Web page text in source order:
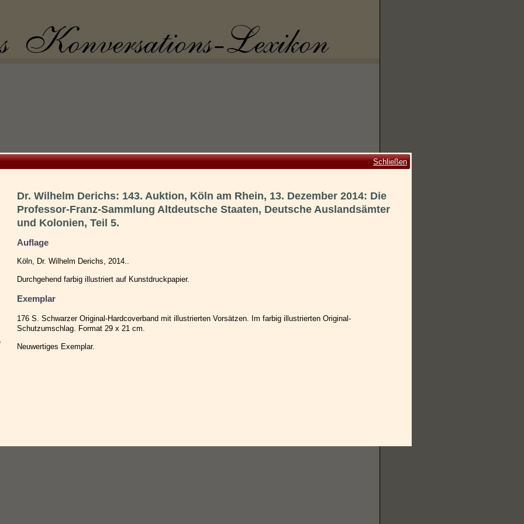
Schließen
Dr. Wilhelm Derichs: 143. Auktion, Köln am Rhein, 13. Dezember 2014: Die
Professor-Franz-Sammlung Altdeutsche Staaten, Deutsche Auslandsämter
und Kolonien, Teil 5.
Auflage
Köln, Dr. Wilhelm Derichs, 2014..
Durchgehend farbig illustriert auf Kunstdruckpapier.
Exemplar
176 S. Schwarzer Original-Hardcoverband mit illustrierten Vorsätzen. Im farbig illustrierten Original-
Schutzumschlag. Format 29 x 21 cm.
Neuwertiges Exemplar.